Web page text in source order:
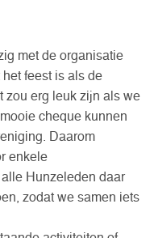
met de organisatie
feest is als de
zou erg leuk zijn als we
cheque kunnen
Daarom
enkele
Hunzeleden daar
zodat we samen iets